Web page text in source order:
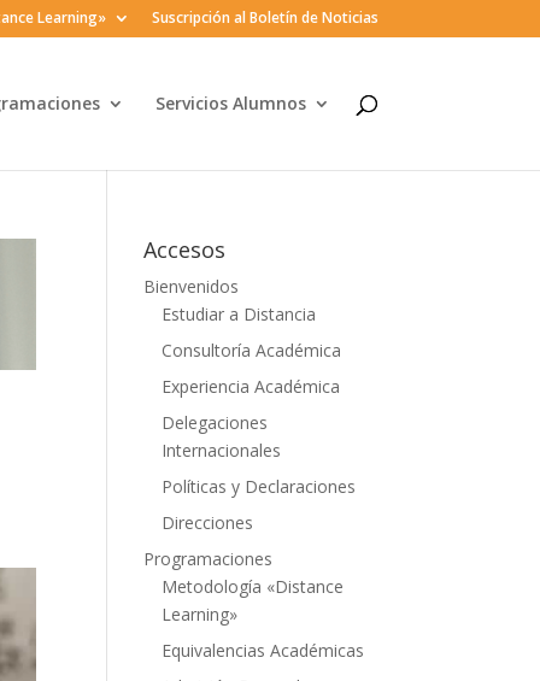
Learning» Suscripción al Boletín de Noticias
Servicios Alumnos
Accesos
Bienvenidos
Estudiar a Distancia
Consultoría Académica
Experiencia Académica
Delegaciones
Internacionales
Políticas y Declaraciones
Direcciones
Programaciones
Metodología «Distance
Learning»
Equivalencias Académicas